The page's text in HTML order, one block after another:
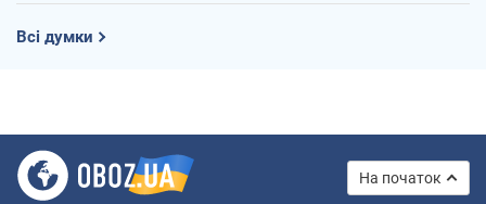
Всі думки
На початок